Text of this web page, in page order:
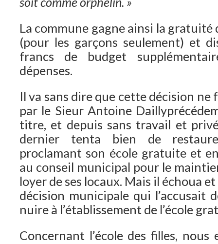
La commune gagne ainsi la gratuité
(pour les garçons seulement) et
francs de budget
dépenses.
Il va sans dire que cette décision ne
par le Sieur Antoine
titre, et depuis sans travail et
dernier tenta bien de
proclamant son école gratuite et
au conseil municipal pour le
loyer de ses locaux. Mais il échoua
décision municipale qui l’accusait
nuire à l’établissement de l’école
Concernant l’école des filles,